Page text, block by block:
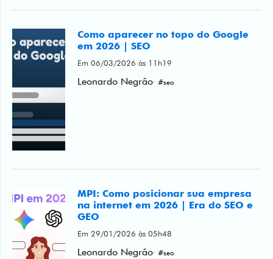
Como aparecer no topo do Google
em 2026 | SEO
Em 06/03/2026 às 11h19
Leonardo Negrão· #seo
MPI: Como posicionar sua empresa
na internet em 2026 | Era do SEO e
GEO
Em 29/01/2026 às 05h48
Leonardo Negrão· #seo